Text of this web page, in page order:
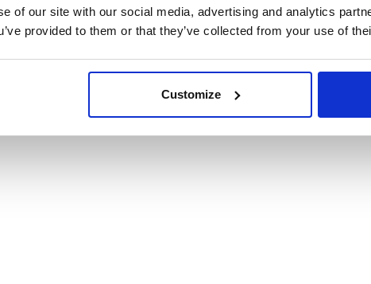
of our site with our social media, advertising and analytics
provided to them or that they’ve collected from your use of
Customize